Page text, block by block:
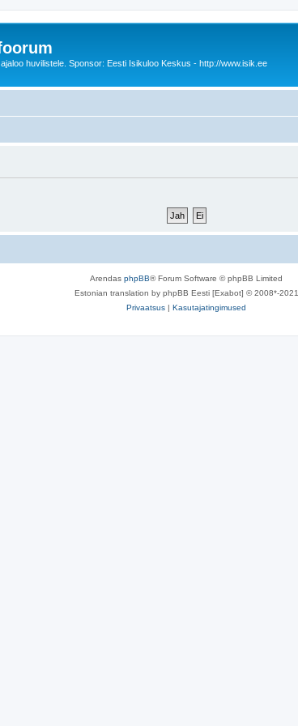
huvilistele. Sponsor: Eesti Isikuloo Keskus - http://www.isik.ee
Arendas phpBB® Forum Software © phpBB Limited
Estonian translation by phpBB Eesti [Exabot] © 2008*-2021
Privaatsus | Kasutajatingimused